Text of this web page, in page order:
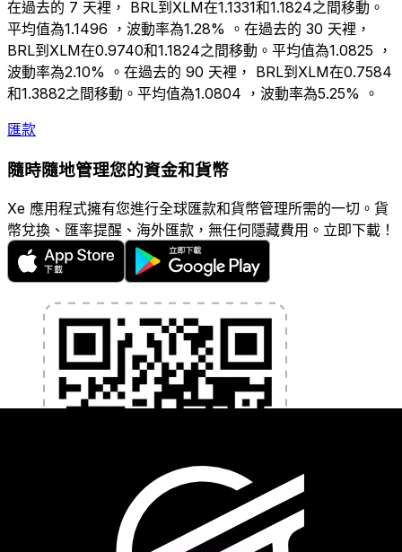
在過去的 7 天裡， BRL到XLM在1.1331和1.1824之間移動。
平均值為1.1496 ，波動率為1.28% 。在過去的 30 天裡，
BRL到XLM在0.9740和1.1824之間移動。平均值為1.0825 ，
波動率為2.10% 。在過去的 90 天裡， BRL到XLM在0.7584
和1.3882之間移動。平均值為1.0804 ，波動率為5.25% 。
匯款
隨時隨地管理您的資金和貨幣
Xe 應用程式擁有您進行全球匯款和貨幣管理所需的一切。貨
幣兌換、匯率提醒、海外匯款，無任何隱藏費用。立即下載！